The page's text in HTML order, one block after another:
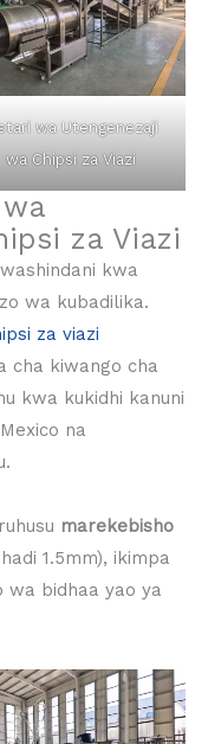
wa Utengenezaji
wa Chipsi za Viazi
za Viazi
kwa
wa kubadilika.
za viazi
cha kiwango cha
kwa kukidhi kanuni
na
marekebisho
1.5mm), ikimpa
wa bidhaa yao ya